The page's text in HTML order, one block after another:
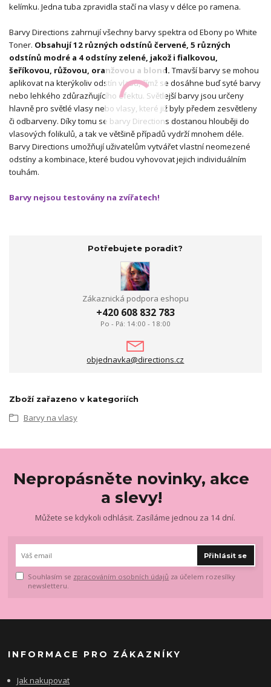
kelímku. Jedna tuba zpravidla stačí na vlasy v délce po ramena.
Barvy Directions zahrnují všechny barvy spektra od Ebony po White
Toner. Obsahují 12 různých odstínů červené, 5 různých
odstínů modré a 4 odstíny zelené, jakož i fialkovou,
šeříkovou, růžovou, oranžovou a blond. Tmavší barvy se mohou
aplikovat na kterýkoliv odstín vlasů, čímž se dosáhne buď syté barvy
nebo lehkého zdůrazňujícího efektu. Světlejší barvy jsou určeny
hlavně pro světlé vlasy nebo vlasy, které již byly předem zesvětleny
či odbarveny. Díky tomu se barvy Directions dostanou hlouběji do
vlasových folikulů, a tak ve většině případů vydrží mnohem déle.
Barvy Directions umožňují uživatelům vytvářet vlastní neomezené
odstíny a kombinace, které budou vyhovovat jejich individuálním
touhám.
Barvy nejsou testovány na zvířatech!
Potřebujete poradit?
Zákaznická podpora eshopu
+420 608 832 783
Po - Pá: 14:00 - 18:00
objednavka@directions.cz
Zboží zařazeno v kategoriích
Barvy na vlasy
Nepropásněte novinky, akce
a slevy!
Můžete se kdykoli odhlásit. Zasíláme jednou za 14 dní.
Přihlásit se
Souhlasím se zpracováním osobních údajů za účelem rozesílky
newsletteru.
INFORMACE PRO ZÁKAZNÍKY
Jak nakupovat